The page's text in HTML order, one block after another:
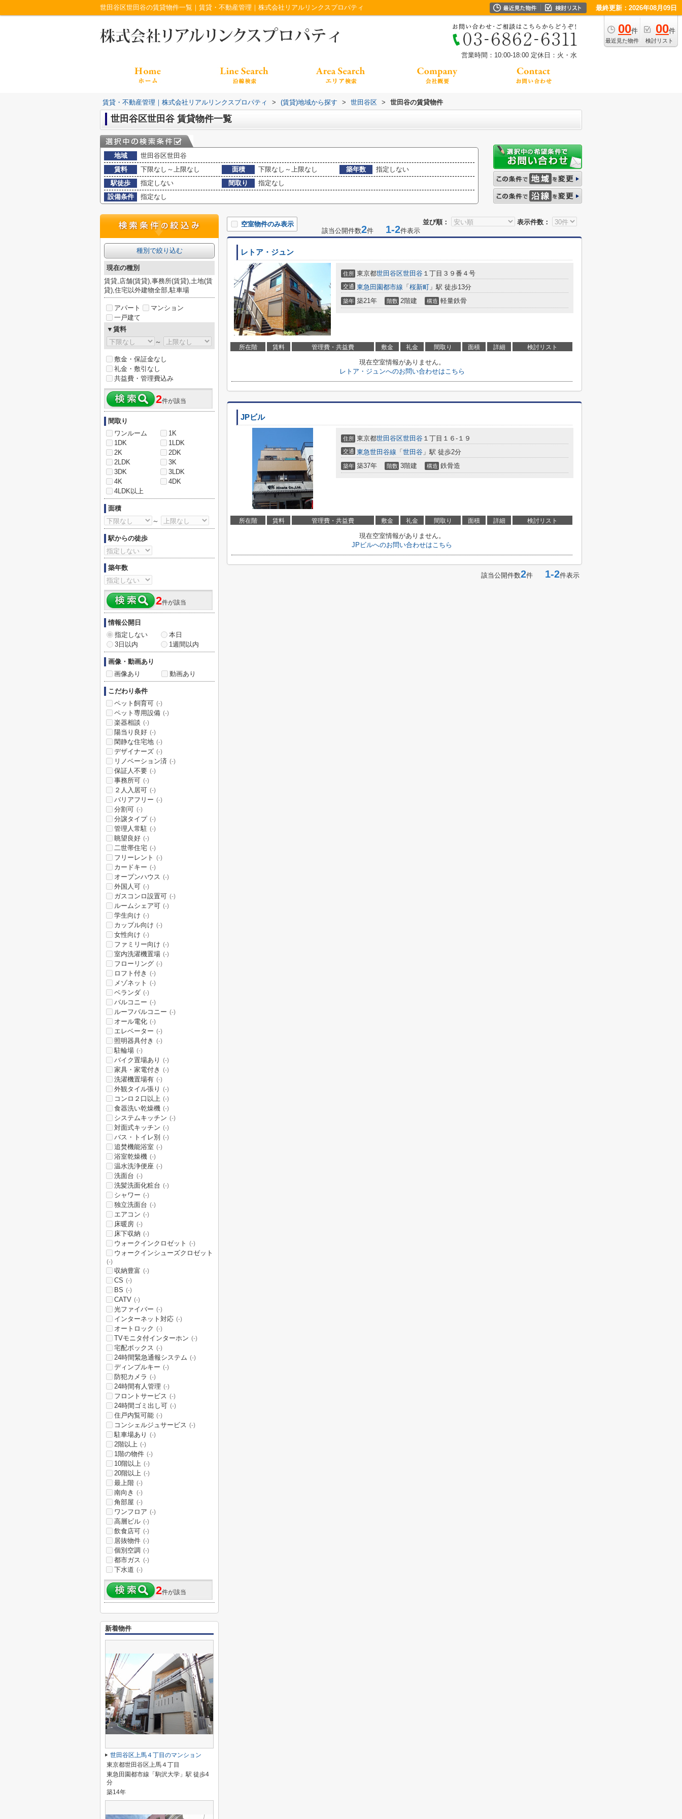
世田谷区世田谷の賃貸物件一覧｜賃貸・不動産管理｜株式会社リアルリンクスプロパティ 最終更新：2026年08月09日
00件
最近見た物件
00件
検討リスト
営業時間：10:00-18:00 定休日：火・水
賃貸・不動産管理｜株式会社リアルリンクスプロパティ > (賃貸)地域から探す > 世田谷区 > 世田谷の賃貸物件
世田谷区世田谷 賃貸物件一覧
地域
世田谷区世田谷
賃料
下限なし～上限なし 面積 下限なし～上限なし 築年数
指定しない
駅徒歩
指定しない 間取り
指定なし
設備条件
指定なし
並び順： 表示件数：
空室物件のみ表示
該当公開件数2件 1-2件表示
レトア・ジュン
住所 東京都世田谷区世田谷 １丁目３９番４号
交通 東急田園都市線 「 桜新町 」駅 徒歩13分
築年 築21年 階数 2階建 構造 軽量鉄骨
所在階 賃料 管理費・共益費 敷金 礼金 間取り 面積 詳細 検討リスト
現在空室情報がありません。
レトア・ジュンへのお問い合わせはこちら
JPビル
住所 東京都世田谷区世田谷 １丁目１６-１９
交通 東急世田谷線 「 世田谷 」駅 徒歩2分
築年 築37年 階数 3階建 構造 鉄骨造
所在階 賃料 管理費・共益費 敷金 礼金 間取り 面積 詳細 検討リスト
現在空室情報がありません。
JPビルへのお問い合わせはこちら
該当公開件数2件 1-2件表示
種別で絞り込む
現在の種別
賃貸,店舗(賃貸),事務所(賃貸),土地(賃
貸),住宅以外建物全部,駐車場
アパート
マンション
一戸建て
▼賃料
～
敷金・保証金なし
礼金・敷引なし
共益費・管理費込み
2件が該当
間取り
ワンルーム
1K
1DK
1LDK
2K
2DK
2LDK
3K
3DK
3LDK
4K
4DK
4LDK以上
面積
～
駅からの徒歩
築年数
2件が該当
情報公開日
指定しない
本日
3日以内
1週間以内
画像・動画あり
画像あり
動画あり
こだわり条件
ペット飼育可 (-)
ペット専用設備 (-)
楽器相談 (-)
陽当り良好 (-)
閑静な住宅地 (-)
デザイナーズ (-)
リノベーション済 (-)
保証人不要 (-)
事務所可 (-)
２人入居可 (-)
バリアフリー (-)
分割可 (-)
分譲タイプ (-)
管理人常駐 (-)
眺望良好 (-)
二世帯住宅 (-)
フリーレント (-)
カードキー (-)
オープンハウス (-)
外国人可 (-)
ガスコンロ設置可 (-)
ルームシェア可 (-)
学生向け (-)
カップル向け (-)
女性向け (-)
ファミリー向け (-)
室内洗濯機置場 (-)
フローリング (-)
ロフト付き (-)
メゾネット (-)
ベランダ (-)
バルコニー (-)
ルーフバルコニー (-)
オール電化 (-)
エレベーター (-)
照明器具付き (-)
駐輪場 (-)
バイク置場あり (-)
家具・家電付き (-)
洗濯機置場有 (-)
外観タイル張り (-)
コンロ２口以上 (-)
食器洗い乾燥機 (-)
システムキッチン (-)
対面式キッチン (-)
バス・トイレ別 (-)
追焚機能浴室 (-)
浴室乾燥機 (-)
温水洗浄便座 (-)
洗面台 (-)
洗髪洗面化粧台 (-)
シャワー (-)
独立洗面台 (-)
エアコン (-)
床暖房 (-)
床下収納 (-)
ウォークインクロゼット (-)
ウォークインシューズクロゼット
(-)
収納豊富 (-)
CS (-)
BS (-)
CATV (-)
光ファイバー (-)
インターネット対応 (-)
オートロック (-)
TVモニタ付インターホン (-)
宅配ボックス (-)
24時間緊急通報システム (-)
ディンプルキー (-)
防犯カメラ (-)
24時間有人管理 (-)
フロントサービス (-)
24時間ゴミ出し可 (-)
住戸内覧可能 (-)
コンシェルジュサービス (-)
駐車場あり (-)
2階以上 (-)
1階の物件 (-)
10階以上 (-)
20階以上 (-)
最上階 (-)
南向き (-)
角部屋 (-)
ワンフロア (-)
高層ビル (-)
飲食店可 (-)
居抜物件 (-)
個別空調 (-)
都市ガス (-)
下水道 (-)
2件が該当
新着物件
世田谷区上馬４丁目のマンション
東京都世田谷区上馬４丁目
東急田園都市線「駒沢大学」駅 徒歩4
分
築14年